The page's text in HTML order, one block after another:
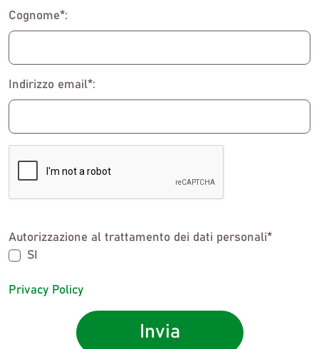
Cognome*:
Indirizzo email*:
Autorizzazione al trattamento dei dati personali*
SI
Privacy Policy
Invia